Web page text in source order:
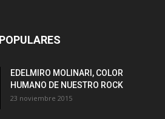
EDELMIRO MOLINARI, COLOR
HUMANO DE NUESTRO ROCK
23 noviembre 2015